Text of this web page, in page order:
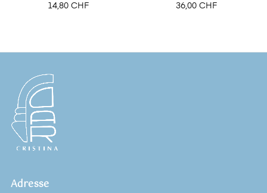
Prix
14,80 CHF Prix
36,00 CHF
Adresse